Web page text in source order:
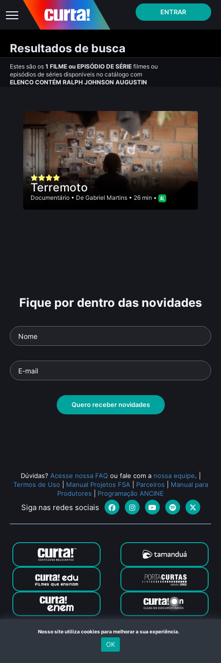
ENTRAR
Resultados de busca
Estes são os 1 FILME ou EPISÓDIO DE SÉRIE filmes ou
episódios de séries disponíveis no catálogo com
ELENCO CONTÉM RALPH JOHNSON AUGUSTIN
Terremoto
Documentário • De Gabriel Martins • 26 min •
Fique por dentro das novidades
Quero receber novidades
Dúvidas? Acesse nossa FAQ ou fale com a nossa equipe.
Termos de Uso
Manual Projetos FSA Parceiros
Manual para
Produtores
Programação ANCINE
Siga nas redes sociais
Canal Curta © 2024. Todos os direitos reservados. Feito com
no Rio de Janeiro
Nosso site utiliza cookies para melhorar a sua experiência.
OK